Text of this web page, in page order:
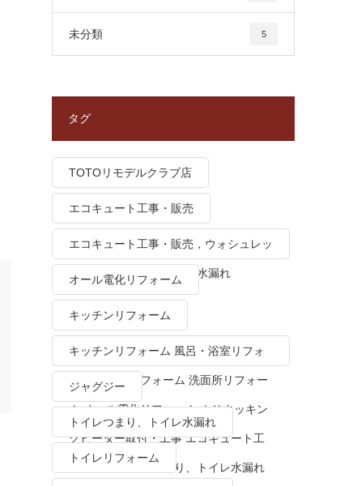
未分類 5
タグ
TOTOリモデルクラブ店
エコキュート工事・販売
エコキュート工事・販売，ウォシュレッ
ト トイレつまり、トイレ水漏れ
オール電化リフォーム
キッチンリフォーム
キッチンリフォーム 風呂・浴室リフォ
ーム トイレリフォーム 洗面所リフォー
ム オール電化リフォーム ＩＨクッキン
グヒーター取付・工事 エコキュート工
事・販売 トイレつまり、トイレ水漏れ
ジャグジー
トイレつまり、トイレ水漏れ
トイレリフォーム